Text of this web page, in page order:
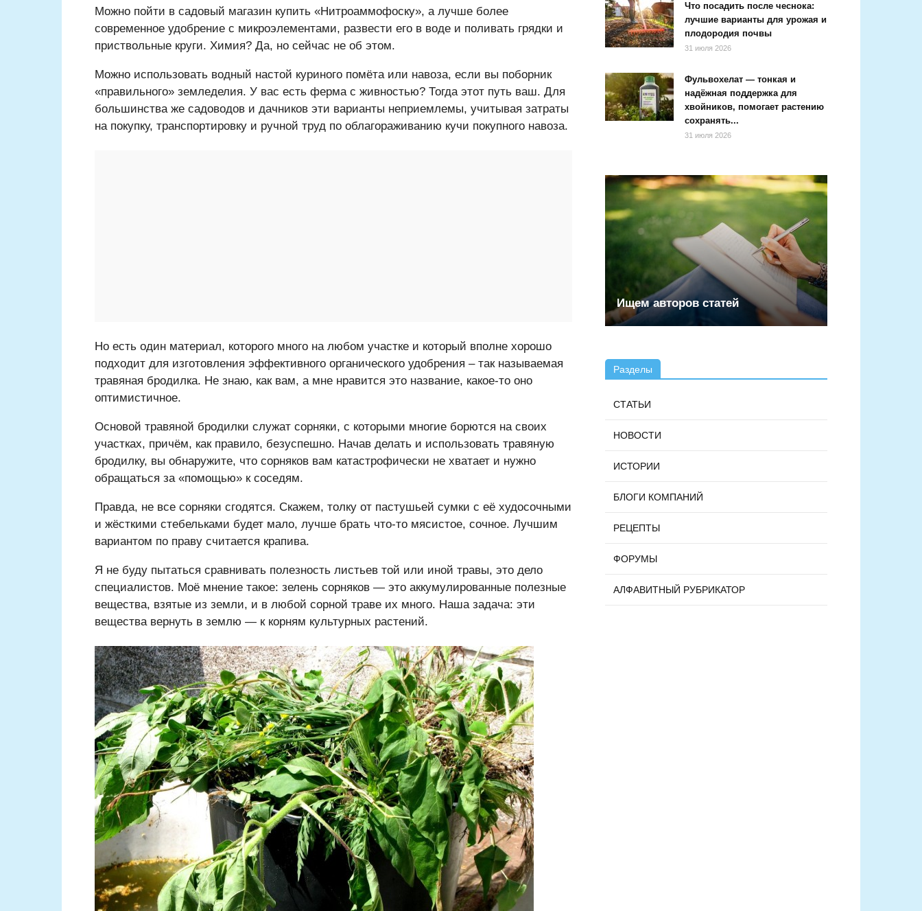
Можно пойти в садовый магазин купить «Нитроаммофоску», а лучше более
современное удобрение с микроэлементами, развести его в воде и поливать грядки и
приствольные круги. Химия? Да, но сейчас не об этом.
Можно использовать водный настой куриного помёта или навоза, если вы поборник
«правильного» земледелия. У вас есть ферма с живностью? Тогда этот путь ваш. Для
большинства же садоводов и дачников эти варианты неприемлемы, учитывая затраты
на покупку, транспортировку и ручной труд по облагораживанию кучи покупного навоза.
Но есть один материал, которого много на любом участке и который вполне хорошо
подходит для изготовления эффективного органического удобрения – так называемая
травяная бродилка. Не знаю, как вам, а мне нравится это название, какое-то оно
оптимистичное.
Основой травяной бродилки служат сорняки, с которыми многие борются на своих
участках, причём, как правило, безуспешно. Начав делать и использовать травяную
бродилку, вы обнаружите, что сорняков вам катастрофически не хватает и нужно
обращаться за «помощью» к соседям.
Правда, не все сорняки сгодятся. Скажем, толку от пастушьей сумки с её худосочными
и жёсткими стебельками будет мало, лучше брать что-то мясистое, сочное. Лучшим
вариантом по праву считается крапива.
Я не буду пытаться сравнивать полезность листьев той или иной травы, это дело
специалистов. Моё мнение такое: зелень сорняков — это аккумулированные полезные
вещества, взятые из земли, и в любой сорной траве их много. Наша задача: эти
вещества вернуть в землю — к корням культурных растений.
Что посадить после чеснока:
лучшие варианты для урожая и
плодородия почвы
31 июля 2026
Фульвохелат — тонкая и
надёжная поддержка для
хвойников, помогает растению
сохранять...
31 июля 2026
Ищем авторов статей
Разделы
СТАТЬИ
НОВОСТИ
ИСТОРИИ
БЛОГИ КОМПАНИЙ
РЕЦЕПТЫ
ФОРУМЫ
АЛФАВИТНЫЙ РУБРИКАТОР